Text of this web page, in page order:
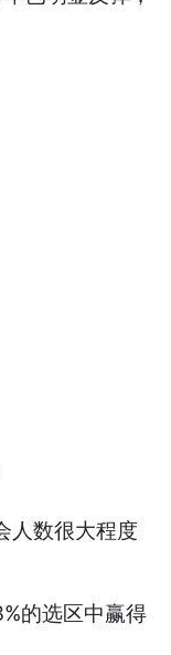
人数很大程度
的选区中赢得